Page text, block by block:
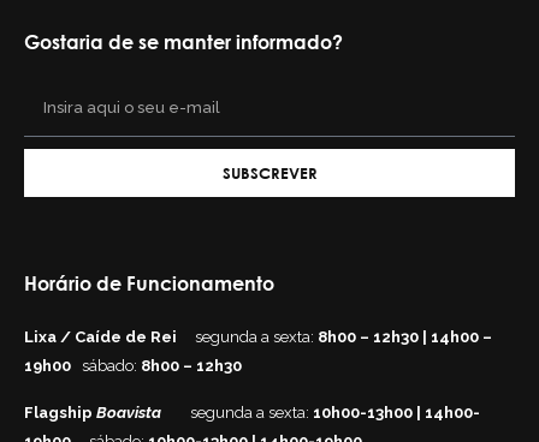
Gostaria de se manter informado?
SUBSCREVER
Horário de Funcionamento
Lixa / Caíde de Rei segunda a sexta: 8h00 – 12h30 | 14h00 –
19h00 sábado: 8h00 – 12h30
Flagship Boavista segunda a sexta: 10h00-13h00 | 14h00-